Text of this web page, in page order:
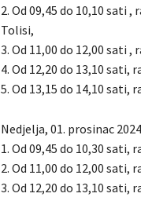
2. Od 09,45 do 10,10 sati
Tolisi,
3. Od 11,00 do 12,00 sati
4. Od 12,20 do 13,10
5. Od 13,15 do 14,10 sati,
Nedjelja, 01. prosinac
1. Od 09,45 do 10,30
2. Od 11,00 do 12,00 sati,
3. Od 12,20 do 13,10 sati,